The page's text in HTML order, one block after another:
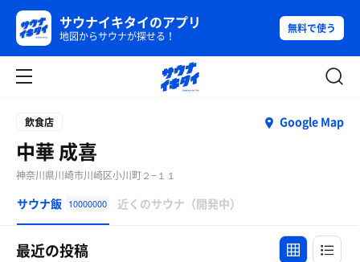
サウナイキタイのアプリ
地図からサウナが探せる！
無料で使う
飲食店 Google Map
中華 成喜
神奈川県川崎市川崎区小川町２−１１
サウナ飯 10000000 近くのサウナ（開発中）
最近の投稿